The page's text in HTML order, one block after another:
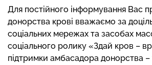
Для постійного інформування Вас
донорства крові вважаємо за
соціальних мережах та засобах
соціального ролику «Здай кров –
підтримки амбасадора донорства –